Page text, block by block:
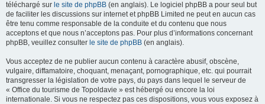
téléchargé sur le site de phpBB (en anglais). Le logiciel phpBB a pour seul but
de faciliter les discussions sur internet et phpBB Limited ne peut en aucun cas
être tenu comme responsable de la conduite et du contenu que nous
acceptons et que nous n’acceptons pas. Pour plus d’informations concernant
phpBB, veuillez consulter le site de phpBB (en anglais).
Vous acceptez de ne publier aucun contenu à caractère abusif, obscène,
vulgaire, diffamatoire, choquant, menaçant, pornographique, etc. qui pourrait
transgresser la législation de votre pays, du pays dans lequel le serveur de
« Office du tourisme de Topoldavie » est hébergé ou encore la loi
internationale. Si vous ne respectez pas ces dispositions, vous vous exposez à